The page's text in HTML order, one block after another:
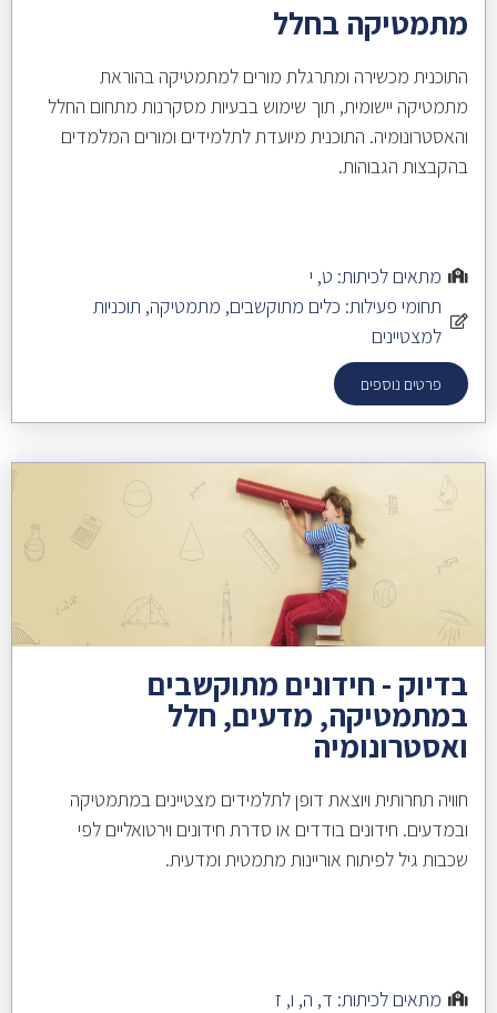
מתמטיקה בחלל
התוכנית מכשירה ומתרגלת מורים למתמטיקה בהוראת
מתמטיקה יישומית, תוך שימוש בבעיות מסקרנות מתחום החלל
והאסטרונומיה. התוכנית מיועדת לתלמידים ומורים המלמדים
בהקבצות הגבוהות.
מתאים לכיתות: ט, י
תחומי פעילות: כלים מתוקשבים, מתמטיקה, תוכניות
למצטיינים
פרטים נוספים
בדיוק - חידונים מתוקשבים
במתמטיקה, מדעים, חלל
ואסטרונומיה
חוויה תחרותית ויוצאת דופן לתלמידים מצטיינים במתמטיקה
ובמדעים. חידונים בודדים או סדרת חידונים וירטואליים לפי
שכבות גיל לפיתוח אוריינות מתמטית ומדעית.
מתאים לכיתות: ד, ה, ו, ז